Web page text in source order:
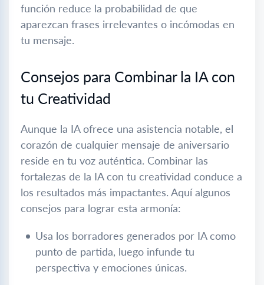
función reduce la probabilidad de que
aparezcan frases irrelevantes o incómodas en
tu mensaje.
Consejos para Combinar la IA con
tu Creatividad
Aunque la IA ofrece una asistencia notable, el
corazón de cualquier mensaje de aniversario
reside en tu voz auténtica. Combinar las
fortalezas de la IA con tu creatividad conduce a
los resultados más impactantes. Aquí algunos
consejos para lograr esta armonía:
Usa los borradores generados por IA como
punto de partida, luego infunde tu
perspectiva y emociones únicas.